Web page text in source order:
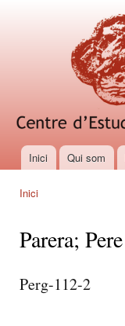
Menú principal
Inici Qui som
Inici
Parera; Pere
Perg-112-2